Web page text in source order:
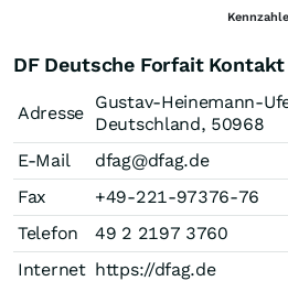
DF Deutsche Forfait Kontakt
Adresse
Gustav-Heinemann-
Deutschland, 50968
E-Mail
dfag@dfag.de
Fax
+49-221-97376-76
Telefon
49 2 2197 3760
Internet https://dfag.de